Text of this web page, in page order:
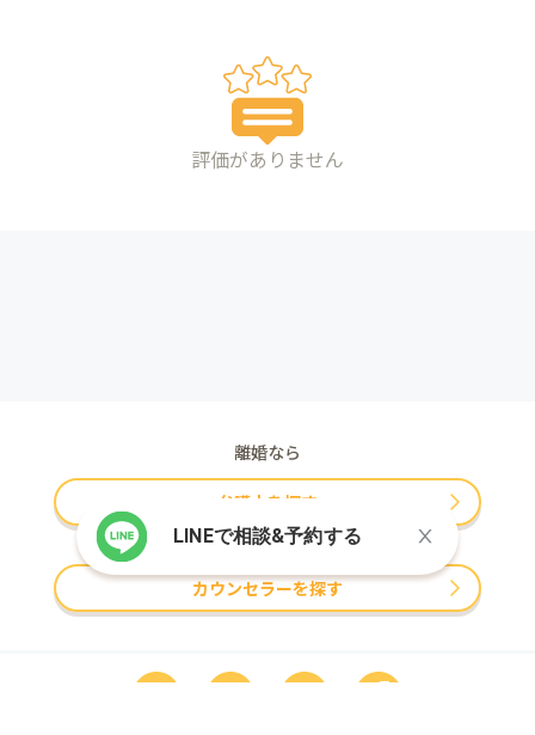
評価がありません
離婚なら
弁護士を探す
夫婦問題・修復なら
カウンセラーを探す
LINEで相談&予約する